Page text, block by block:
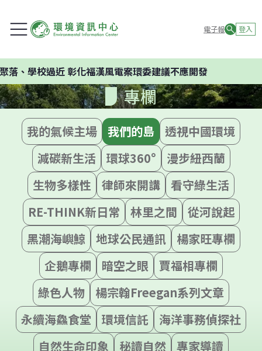
電子報 登入
過近 彰化福漢風電案環委建議不應開發
專欄
我的氣候主場 我們的島
透視中國環境
減碳新生活
環球360°
漫步紐西蘭
生物多樣性
律師來開講
看守綠生活
RE-THINK新日常
林里之間
從河說起
黑潮海嶼鯨
地球公民通訊
楊家旺專欄
企鵝專欄
暗空之眼
賈福相專欄
綠色人物
楊宗翰Freegan系列文章
永續海鱻食堂
環境信託
海洋事務偵探社
自然生命印象
秘讀自然
專家導讀